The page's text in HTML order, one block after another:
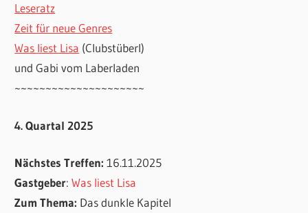
Leseratz
Zeit für neue Genres
Was liest Lisa (Clubstüberl)
und Gabi vom Laberladen
~~~~~~~~~~~~~~~~~~~~~
4. Quartal 2025
Nächstes Treffen:16.11.2025
Gastgeber:Was liest Lisa
Zum Thema: Das dunkle Kapitel